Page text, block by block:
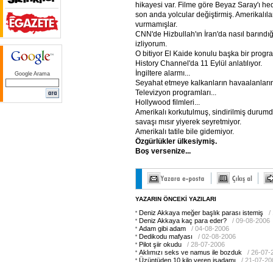
Google Arama
hikayesi var. Filme göre Beyaz Saray'ı
son anda yolcular değiştirmiş.
vurmamışlar.
CNN'de Hizbullah'ın İran'da nasıl
izliyorum.
O bitiyor El Kaide konulu başka bir
History Channel'da 11 Eylül anlatılıyor.
İngiltere alarmı...
Seyahat etmeye kalkanların
Televizyon programları...
Hollywood filmleri...
Amerikalı korkutulmuş, sindirilmiş
savaşı mısır yiyerek seyretmiyor.
Amerikalı tatile bile gidemiyor.
Özgürlükler ülkesiymiş.
Boş versenize...
YAZARIN ÖNCEKİ YAZILARI
Deniz Akkaya meğer başlık parası istemiş
/
Deniz Akkaya kaç para eder?
/ 09-08-2006
Adam gibi adam
/ 04-08-2006
Dedikodu mafyası
/ 02-08-2006
Pilot şiir okudu
/ 28-07-2006
Aklımızı seks ve namus ile bozduk
/ 26-07-
Üzüntüden 10 kilo veren işadamı
/ 21-07-